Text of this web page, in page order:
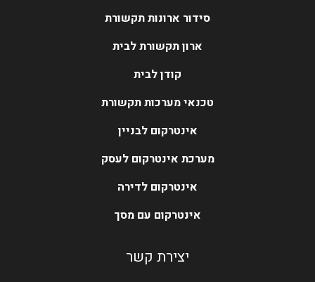
סידור ארונות תקשורת
ארון תקשורת לבית
קודן לבית
טכנאי מערכות תקשורת
אינטרקום לבניין
מערכת אינטרקום לעסק
אינטרקום לדירה
אינטרקום עם מסך
יצירת קשר